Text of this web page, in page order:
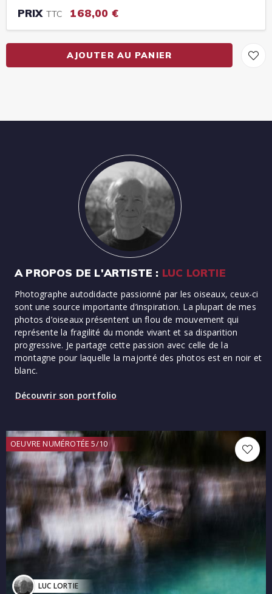
PRIX TTC 168,00 €
AJOUTER AU PANIER
A PROPOS DE L'ARTISTE : LUC LORTIE
Photographe autodidacte passionné par les oiseaux, ceux-ci
sont une source importante d’inspiration. La plupart de mes
photos d’oiseaux présentent un flou de mouvement qui
représente la fragilité du monde vivant et sa disparition
progressive. Je partage cette passion avec celle de la
montagne pour laquelle la majorité des photos est en noir et
blanc.
Découvrir son portfolio
OEUVRE NUMÉROTÉE 5/10
LUC LORTIE